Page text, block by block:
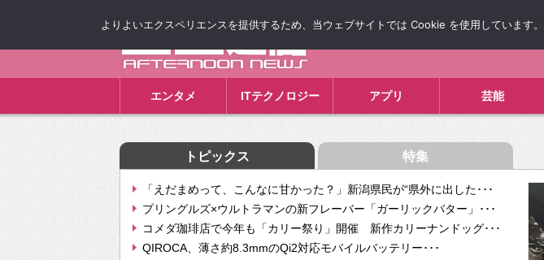
エンタメ ITテクノロジー アプリ 芸能
トピックス 特集
「えだまめって、こんなに甘かった？」新潟県民が“県外に出した･･･
プリングルズ×ウルトラマンの新フレーバー「ガーリックバター」･･･
コメダ珈琲店で今年も「カリー祭り」開催 新作カリーナンドッグ･･･
QIROCA、薄さ約8.3mmのQi2対応モバイルバッテリー･･･
よりよいエクスペリエンスを提供するため、当ウェブサイトでは Cookie を使用しています